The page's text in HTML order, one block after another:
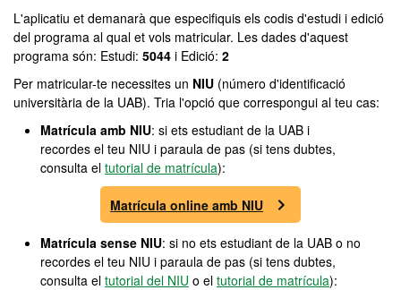
L'aplicatiu et demanarà que especifiquis els codis d'estudi i edició
del programa al qual et vols matricular. Les dades d'aquest
programa són: Estudi: 5044 i Edició: 2
Per matricular-te necessites un NIU (número d'identificació
universitària de la UAB). Tria l'opció que correspongui al teu cas:
Matrícula amb NIU: si ets estudiant de la UAB i
recordes el teu NIU i paraula de pas (si tens dubtes,
consulta el tutorial de matrícula):
Matrícula online amb NIU
Matrícula sense NIU: si no ets estudiant de la UAB o no
recordes el teu NIU i paraula de pas (si tens dubtes,
consulta el tutorial del NIU o el tutorial de matrícula):